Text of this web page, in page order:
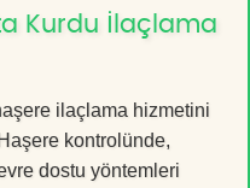
Kurdu İlaçlama
ilaçlama hizmetini
kontrolünde,
dostu yöntemleri